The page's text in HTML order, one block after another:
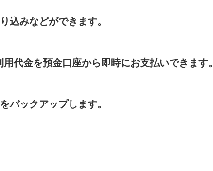
込みなどができます。
代金を預金口座から即時にお支払いできます。
バックアップします。